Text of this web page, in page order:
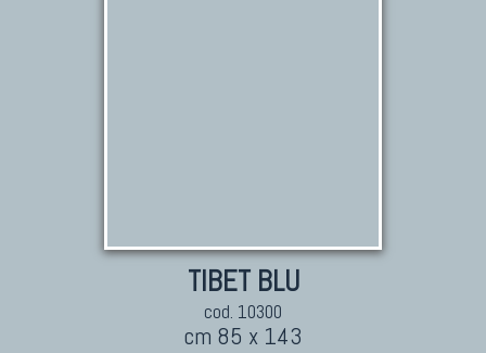
TIBET BLU
cod. 10300
cm 85 x 143